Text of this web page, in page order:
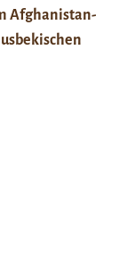
Afghanistan-